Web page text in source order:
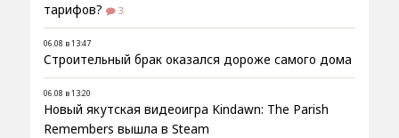
тарифов?
3
06.08 в 13:47
Строительный брак оказался дороже самого дома
06.08 в 13:20
Новый якутская видеоигра Kindawn: The Parish
Remembers вышла в Steam